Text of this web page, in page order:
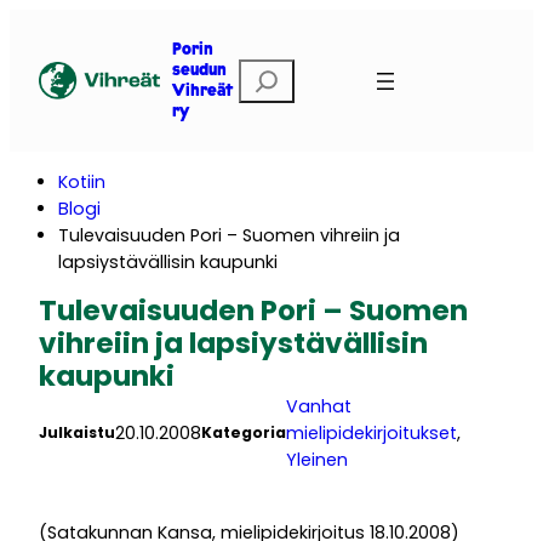
Porin
seudun
Vihreät
ry
t
Kotiin
Blogi
Tulevaisuuden Pori – Suomen vihreiin ja
lapsiystävällisin kaupunki
Tulevaisuuden Pori – Suomen
vihreiin ja lapsiystävällisin
kaupunki
Julkaistu20.10.2008Kategoria
Vanhat
mielipidekirjoitukset
Yleinen
(Satakunnan Kansa, mielipidekirjoitus 18.10.2008)